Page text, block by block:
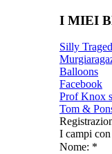
I MIEI
Silly
Balloons
Facebook
Prof Knox
Tom &
I campi
Nome: *